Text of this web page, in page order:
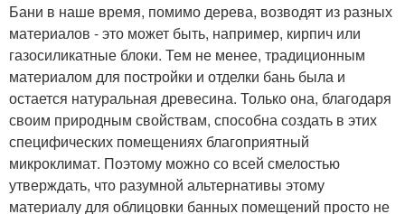
Бани в наше время, помимо дерева, возводят из разных
материалов - это может быть, например, кирпич или
газосиликатные блоки. Тем не менее, традиционным
материалом для постройки и отделки бань была и
остается натуральная древесина. Только она, благодаря
своим природным свойствам, способна создать в этих
специфических помещениях благоприятный
микроклимат. Поэтому можно со всей смелостью
утверждать, что разумной альтернативы этому
материалу для облицовки банных помещений просто не